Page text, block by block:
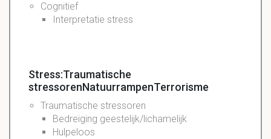
Cognitief
Interpretatie stress
Stress:Traumatische
stressorenNatuurrampenTerrorisme
Traumatische stressoren
Bedreiging geestelijk/lichamelijk
Hulpeloos